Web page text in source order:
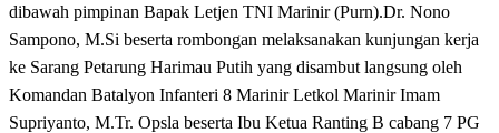
dibawah pimpinan Bapak Letjen TNI Marinir (Purn).Dr. Nono
Sampono, M.Si beserta rombongan melaksanakan kunjungan kerja
ke Sarang Petarung Harimau Putih yang disambut langsung oleh
Komandan Batalyon Infanteri 8 Marinir Letkol Marinir Imam
Supriyanto, M.Tr. Opsla beserta Ibu Ketua Ranting B cabang 7 PG